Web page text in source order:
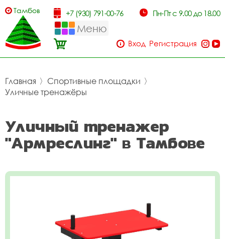
Тамбов +7 (930) 791-00-76 Пн-Пт с 9.00 до 18.00
Меню
Вход Регистрация
Главная 〉 Спортивные площадки 〉
Уличные тренажёры
Уличный тренажер
"Армреслинг" в Тамбове